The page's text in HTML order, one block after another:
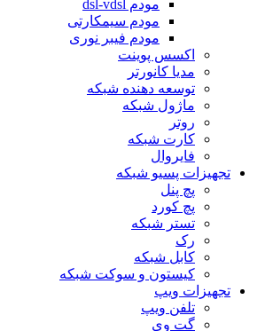
مودم dsl-vdsl
مودم سیمکارتی
مودم فیبر نوری
اکسس پوینت
مدیا کانورتر
توسعه دهنده شبکه
ماژول شبکه
روتر
کارت شبکه
فایروال
تجهیزات پسیو شبکه
پچ پنل
پچ کورد
تستر شبکه
رک
کابل شبکه
کیستون و سوکت شبکه
تجهیزات ویپ
تلفن ویپ
گت وی